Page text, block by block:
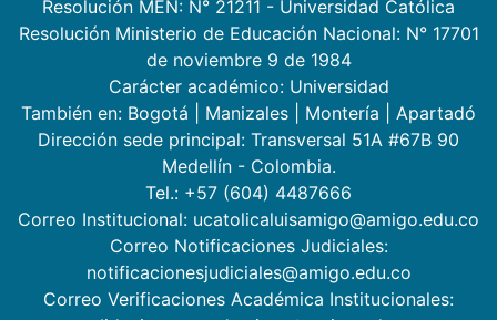
Resolución MEN: N° 21211 - Universidad Católica
Resolución Ministerio de Educación Nacional: N° 17701
de noviembre 9 de 1984
Carácter académico: Universidad
También en: Bogotá Manizales Montería
Apartadó
Dirección sede principal: Transversal 51A #67B 90
Medellín - Colombia.
Tel.: +57 (604) 4487666
Correo Institucional: ucatolicaluisamigo@amigo.edu.co
Correo Notificaciones Judiciales:
notificacionesjudiciales@amigo.edu.co
Correo Verificaciones Académica Institucionales: